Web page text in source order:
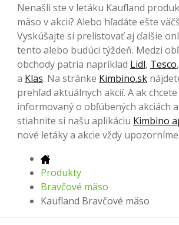
Nenašli ste v letáku Kaufland
mäso v akcii? Alebo hľadáte ešte
Vyskúšajte si prelistovať aj ďalšie
tento alebo budúci týždeň. Medzi
obchody patria napríklad Lidl, Tesco,
a Klas. Na stránke Kimbino.sk
prehľad aktuálnych akcií. A ak
informovaný o obľúbených akciách
stiahnite si našu aplikáciu Kimbino
nové letáky a akcie vždy upozorníme.
Produkty
Bravčové mäso
Kaufland Bravčové mäso